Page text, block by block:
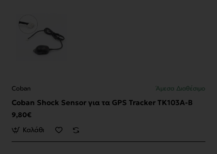
Coban Άμεσα Διαθέσιμο
Coban Shock Sensor για τα GPS Tracker TK103A-B
9,80€
Καλάθι